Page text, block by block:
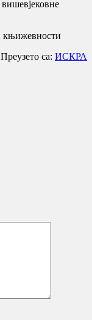
књижевности
Преузето са: ИСКРА